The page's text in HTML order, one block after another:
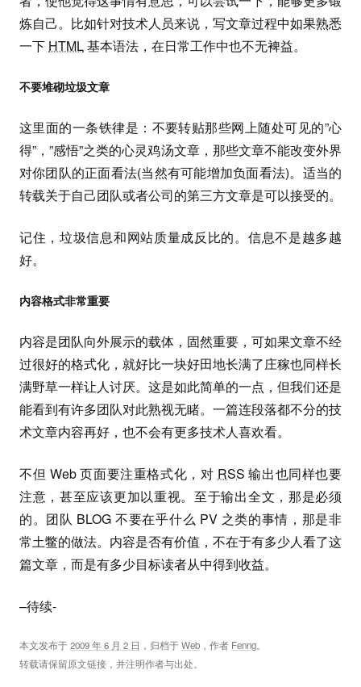
炼自己。比如针对技术人员来说，写文章过程中如果熟悉
一下 HTML基本语法，在日常工作中也不无裨益。
不要堆砌垃圾文章
这里面的一条铁律是：不要转贴那些网上随处可见的”心
得”，”感悟”之类的心灵鸡汤文章，那些文章不能改变外界
对你团队的正面看法(当然有可能增加负面看法)。适当的
转载关于自己团队或者公司的第三方文章是可以接受的。
记住，垃圾信息和网站质量成反比的。信息不是越多越
好。
内容格式非常重要
内容是团队向外展示的载体，固然重要，可如果文章不经
过很好的格式化，就好比一块好田地长满了庄稼也同样长
满野草一样让人讨厌。这是如此简单的一点，但我们还是
能看到有许多团队对此熟视无睹。一篇连段落都不分的技
术文章内容再好，也不会有更多技术人喜欢看。
不但 Web 页面要注重格式化，对 RSS 输出也同样也要
注意，甚至应该更加以重视。至于输出全文，那是必须
的。团队 BLOG 不要在乎什么 PV 之类的事情，那是非
常土鳖的做法。内容是否有价值，不在于有多少人看了这
篇文章，而是有多少目标读者从中得到收益。
–待续-
本文发布于2009 年 6 月 2 日 ，归档于Web ，作者 Fenng。
转载请保留原文链接，并注明作者与出处。